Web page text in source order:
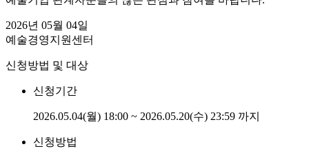
2026년 05월 04일
예술경영지원센터
신청방법 및 대상
신청기간
2026.05.04(월) 18:00 ~ 2026.05.20(수) 23:59 까지
신청방법